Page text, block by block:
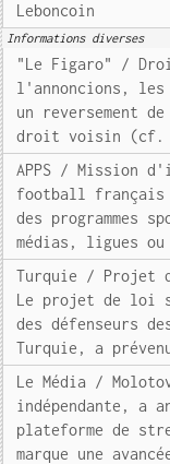
Leboncoin
Informations diverses
"Le Figaro" /
l'annoncions,
un reversement
droit voisin (cf.
APPS / Mission
football français
des programmes
médias, ligues
Turquie / Projet
Le projet de loi
des défenseurs
Turquie, a
Le Média /
indépendante, a
plateforme de
marque une